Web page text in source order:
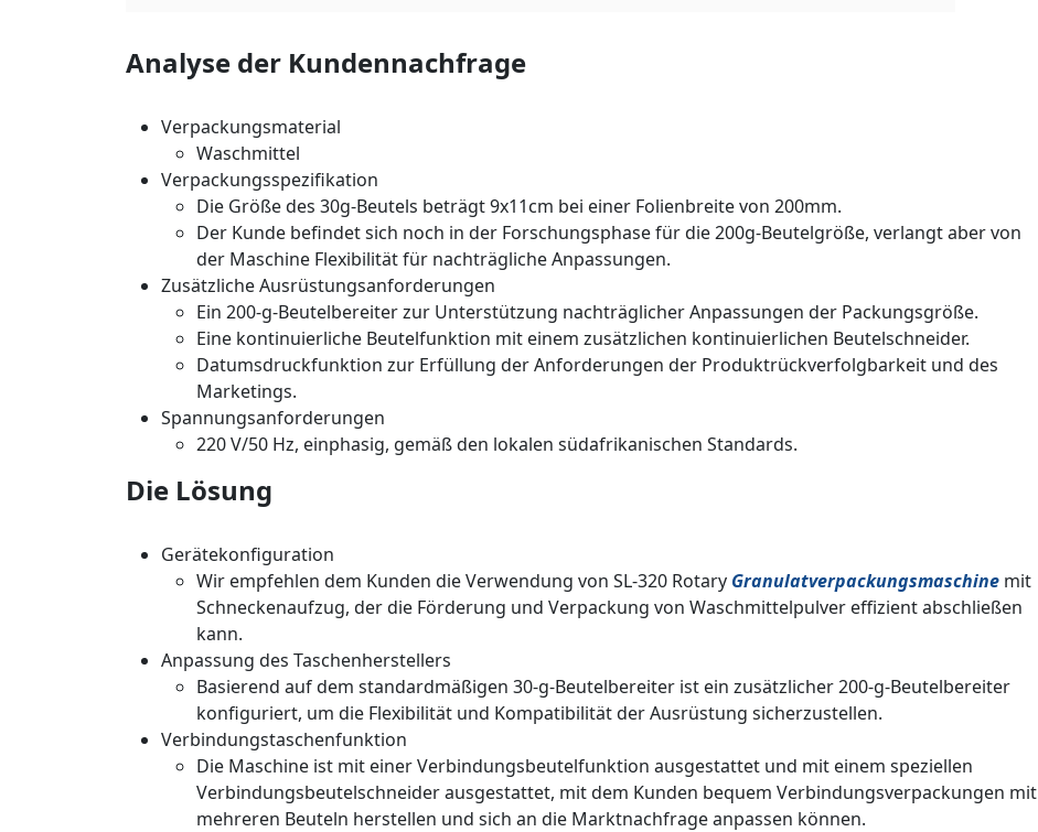
Analyse der Kundennachfrage
Verpackungsmaterial
Waschmittel
Verpackungsspezifikation
Die Größe des 30g-Beutels beträgt 9x11cm bei einer Folienbreite von 200mm.
Der Kunde befindet sich noch in der Forschungsphase für die 200g-Beutelgröße, verlangt aber von
der Maschine Flexibilität für nachträgliche Anpassungen.
Zusätzliche Ausrüstungsanforderungen
Ein 200-g-Beutelbereiter zur Unterstützung nachträglicher Anpassungen der Packungsgröße.
Eine kontinuierliche Beutelfunktion mit einem zusätzlichen kontinuierlichen Beutelschneider.
Datumsdruckfunktion zur Erfüllung der Anforderungen der Produktrückverfolgbarkeit und des
Marketings.
Spannungsanforderungen
220 V/50 Hz, einphasig, gemäß den lokalen südafrikanischen Standards.
Die Lösung
Gerätekonfiguration
Wir empfehlen dem Kunden die Verwendung von SL-320 Rotary Granulatverpackungsmaschine mit
Schneckenaufzug, der die Förderung und Verpackung von Waschmittelpulver effizient abschließen
kann.
Anpassung des Taschenherstellers
Basierend auf dem standardmäßigen 30-g-Beutelbereiter ist ein zusätzlicher 200-g-Beutelbereiter
konfiguriert, um die Flexibilität und Kompatibilität der Ausrüstung sicherzustellen.
Verbindungstaschenfunktion
Die Maschine ist mit einer Verbindungsbeutelfunktion ausgestattet und mit einem speziellen
Verbindungsbeutelschneider ausgestattet, mit dem Kunden bequem Verbindungsverpackungen mit
mehreren Beuteln herstellen und sich an die Marktnachfrage anpassen können.